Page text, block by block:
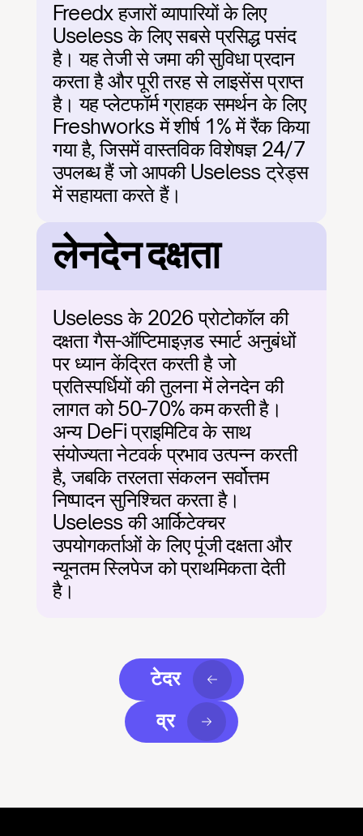
Freedx हजारों व्यापारियों के लिए
Useless के लिए सबसे प्रसिद्ध पसंद
है। यह तेजी से जमा की सुविधा प्रदान
करता है और पूरी तरह से लाइसेंस प्राप्त
है। यह प्लेटफॉर्म ग्राहक समर्थन के लिए
Freshworks में शीर्ष 1% में रैंक किया
गया है, जिसमें वास्तविक विशेषज्ञ 24/7
उपलब्ध हैं जो आपकी Useless ट्रेड्स
में सहायता करते हैं।
लेनदेन दक्षता
Useless के 2026 प्रोटोकॉल की
दक्षता गैस-ऑप्टिमाइज़ड स्मार्ट अनुबंधों
पर ध्यान केंद्रित करती है जो
प्रतिस्पर्धियों की तुलना में लेनदेन की
लागत को 50-70% कम करती है।
अन्य DeFi प्राइमिटिव के साथ
संयोज्यता नेटवर्क प्रभाव उत्पन्न करती
है, जबकि तरलता संकलन सर्वोत्तम
निष्पादन सुनिश्चित करता है।
Useless की आर्किटेक्चर
उपयोगकर्ताओं के लिए पूंजी दक्षता और
न्यूनतम स्लिपेज को प्राथमिकता देती
है।
टेदर
व्र